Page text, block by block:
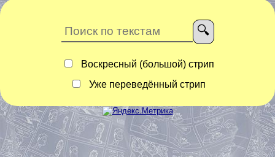
Воскресный (большой) стрип
Уже переведённый стрип